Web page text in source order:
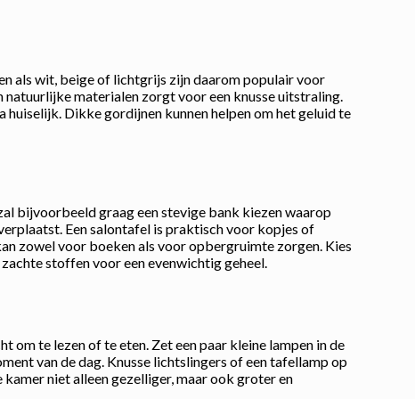
als wit, beige of lichtgrijs zijn daarom populair voor
materialen zorgt voor een knusse uitstraling.
Dikke gordijnen kunnen helpen om het geluid te
bijvoorbeeld graag een stevige bank kiezen waarop
Een salontafel is praktisch voor kopjes of
zowel voor boeken als voor opbergruimte zorgen. Kies
stoffen voor een evenwichtig geheel.
te lezen of te eten. Zet een paar kleine lampen in de
van de dag. Knusse lichtslingers of een tafellamp op
niet alleen gezelliger, maar ook groter en